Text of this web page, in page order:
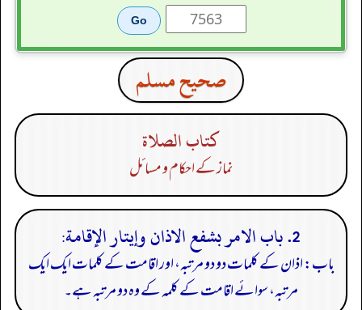
صحيح مسلم
كتاب الصلاة
نماز کے احکام و مسائل
2. باب الامر بشفع الاذان وإيتار الإقامة:
باب: اذان کے کلمات دو دو مرتبہ، اور اقامت کے کلمات ایک ایک
مرتبہ، سوائے اقامت کے کلمہ کے وہ دو مرتبہ ہے۔